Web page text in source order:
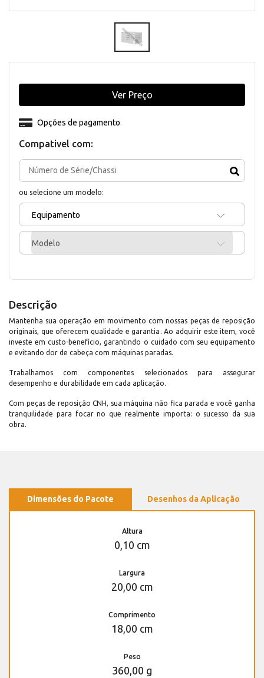
Compativel com:
ou selecione um modelo:
Equipamento
Modelo
Opções de pagamento
Ver Preço
Descrição
Mantenha sua operação em movimento com nossas peças de reposição
originais, que oferecem qualidade e garantia. Ao adquirir este item, você
investe em custo-benefício, garantindo o cuidado com seu equipamento
e evitando dor de cabeça com máquinas paradas.
Trabalhamos com componentes selecionados para assegurar
desempenho e durabilidade em cada aplicação.
Com peças de reposição CNH, sua máquina não fica parada e você ganha
tranquilidade para focar no que realmente importa: o sucesso da sua
obra.
Dimensões do Pacote Desenhos da Aplicação
Altura
0,10 cm
Largura
20,00 cm
Comprimento
18,00 cm
Peso
360,00 g